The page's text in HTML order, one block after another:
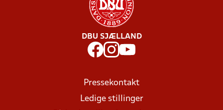
DBU SJÆLLAND
Pressekontakt
Ledige stillinger